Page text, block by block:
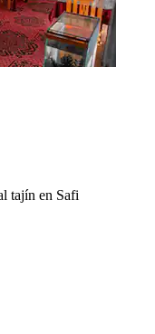
tajín en Safi